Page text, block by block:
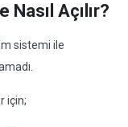
Nasıl Açılır?
sistemi ile
için;